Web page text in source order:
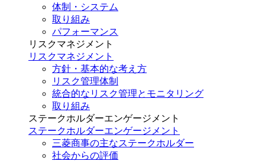
体制・システム
取り組み
パフォーマンス
リスクマネジメント
リスクマネジメント
方針・基本的な考え方
リスク管理体制
統合的なリスク管理とモニタリング
取り組み
ステークホルダーエンゲージメント
ステークホルダーエンゲージメント
三菱商事の主なステークホルダー
社会からの評価